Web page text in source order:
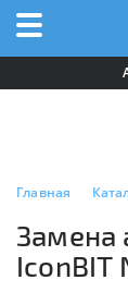
Главная
Замена
IconBIT